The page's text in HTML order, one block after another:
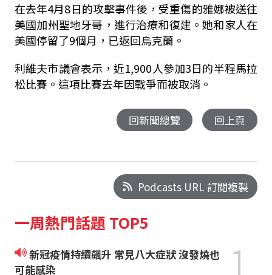
在去年4月8日的攻擊事件後，受重傷的雅娜被送往
美國加州聖地牙哥，進行治療和復建。她和家人在
美國停留了9個月，已返回烏克蘭。
利維夫市議會表示，近1,900人參加3日的半程馬拉
松比賽。這項比賽去年因戰爭而被取消。
回新聞總覽 回上頁
Podcasts URL 訂閱複製
一周熱門話題 TOP5
新冠疫情持續飆升 常見八大症狀 沒發燒也
可能感染
1